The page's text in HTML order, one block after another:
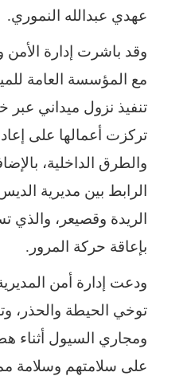
عهدي عبدالله النموري.
وقد باشرت إدارة الأمن
مع المؤسسة العامة
تنفيذ نزول ميداني عبر
تركزت أعمالها على
والطرق الداخلية،
الرابط بين مديرية
الريدة وقصيعر، والذي
بإعاقة حركة المرور.
ودعت إدارة أمن
توخي الحيطة والحذر،
ومجاري السيول أثناء
على سلامتهم وسلامة